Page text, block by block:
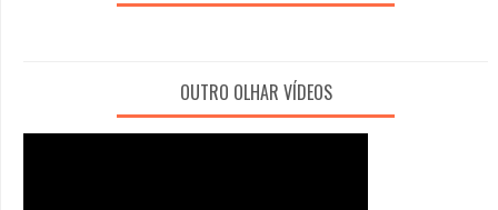
OUTRO OLHAR VÍDEOS